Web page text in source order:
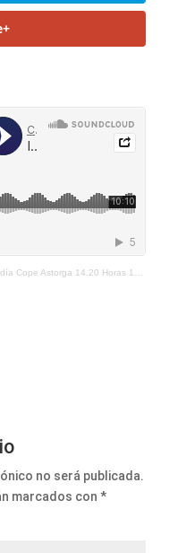
Astorga 14.20 Horas 13 De Enero De 2021
no será publicada.
marcados con *